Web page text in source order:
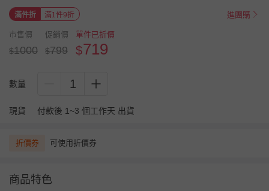
滿件折 滿1件9折 進團購
市售價
$1000
促銷價
$799
單件已折價
$719
數量 1
現貨 付款後 1~3 個工作天 出貨
折價券 可使用折價券
商品特色